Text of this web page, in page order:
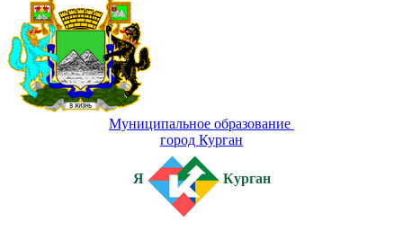
Муниципальное образование
город Курган
Я Курган